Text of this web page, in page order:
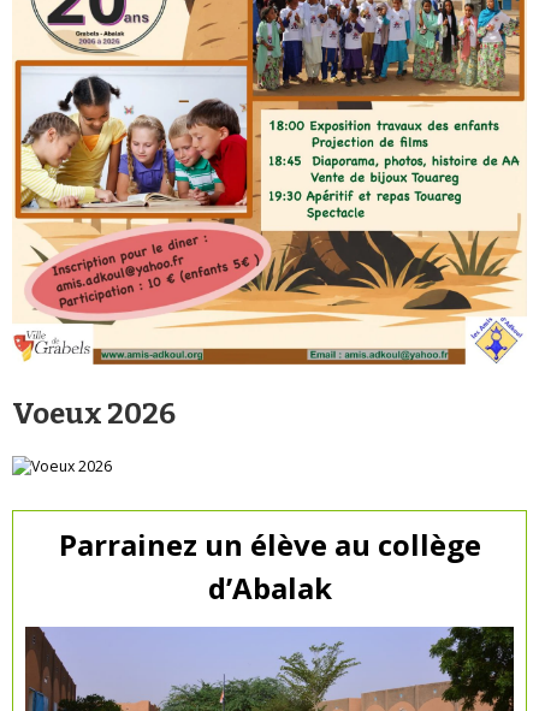
Voeux 2026
Parrainez un élève au collège
d’Abalak